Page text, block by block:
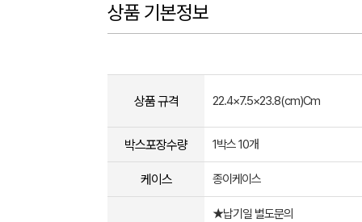
상품 기본정보
상품 규격 22.4×7.5×23.8(cm)Cm
박스포장수량 1박스 10개
케이스 종이케이스
★납기일 별도문의